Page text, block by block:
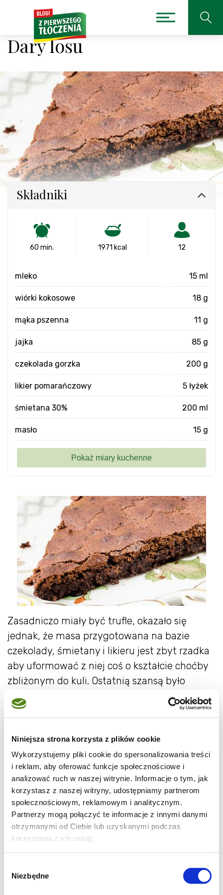
Niniejsza strona korzysta z plików cookie
Wykorzystujemy pliki cookie do spersonalizowania treści
i reklam, aby oferować funkcje społecznościowe i
analizować ruch w naszej witrynie. Informacje o tym, jak
korzystasz z naszej witryny, udostępniamy partnerom
społecznościowym, reklamowym i analitycznym.
Partnerzy mogą połączyć te informacje z innymi danymi
otrzymanymi od Ciebie lub uzyskanymi podczas
korzystania z ich usług.
zgody
Niezbędne
Dary losu
Zasadniczo miały być trufle, okazało się
jednak, że masa przygotowana na bazie
czekolady, śmietany i likieru jest zbyt rzadka
aby uformować z niej coś o kształcie choćby
zbliżonym do kuli. Ostatnią szansą było
zapieczenie tego czegoś w nadziei że wyjdzie
coś jadalnego, no i wyszło coś
jakąś nazwę, ja mówię na to, za Ryśkiem, dar
losu. Delikatne ciasteczko czekoladowe na
lekkim kurażu, idealne do kawy. A tak w ogóle
przypomniało mi się, że nie przepadam za
truflami...
200g gorzkiej czekolady
200ml śmietanki 30%
5 łyżek likieru pomarańczowego
1 łyżka mleka
Składniki
60 min. 1971 kcal 12
mleko 15 ml
wiórki kokosowe 18 g
mąka pszenna 11 g
jajka 85 g
czekolada gorzka 200 g
likier pomarańczowy 5 łyżek
śmietana 30% 200 ml
masło 15 g